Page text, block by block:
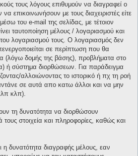
τους λόγους επιθυμούν να διαγραφεί ο
επικοινωνήσουν με τους διαχειριστές είτε
του e-mail της σελίδας, με τέτοιον
ταυτοποίηση μέλους / λογαριασμού και
λογαριασμού τους. Ο λογαριασμός δεν
σε περίπτωση που θα
(λόγω δομής της βάσης), προβλήματα στο
ή σύστημα διορθώσεων. Για παράδειγμα
αλλοιώνοντας το ιστορικό ή πχ τη ροή
σε αυτά απο κατω άλλοι και να μην
κλπ).
τη δυνατότητα να διορθώσουν
στοιχεία και πληροφορίες, καθώς και
δυνατότητα διαγραφής μέλους, εαν